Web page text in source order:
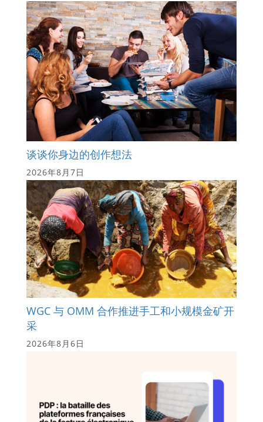
谈谈你身边的创作想法
2026年8月7日
WGC 与 OMM 合作推进手工和小规模金矿开
采
2026年8月6日